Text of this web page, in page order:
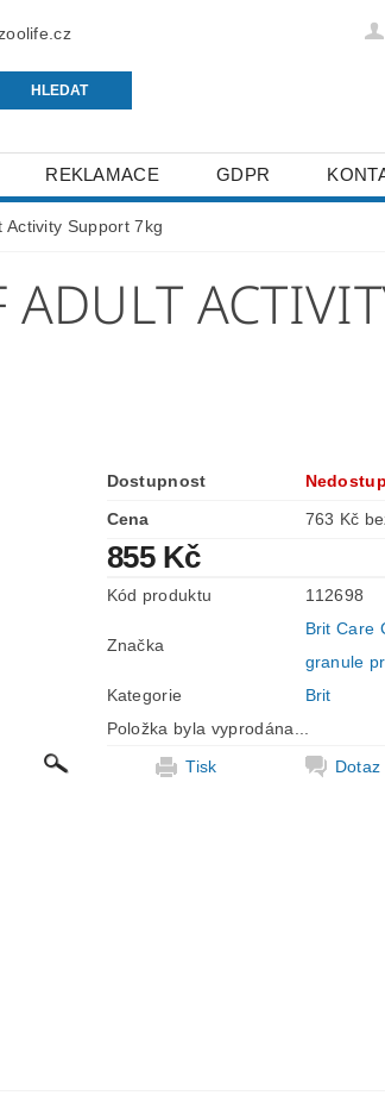
REKLAMACE GDPR
Activity Support 7kg
ADULT
Dostupnost
Cena
763
855 Kč
Kód produktu 112698
Značka
Brit Care
granule
Kategorie
Brit
Položka byla vyprodána...
Tisk
Dotaz